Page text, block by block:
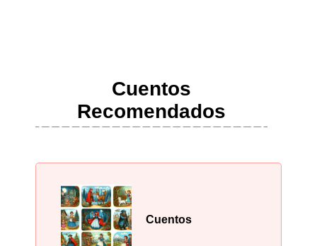
Cuentos
Recomendados
Cuentos